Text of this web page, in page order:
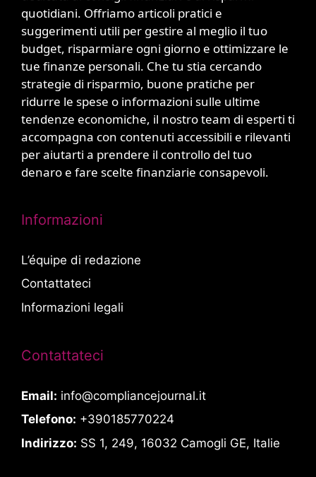
quotidiani. Offriamo articoli pratici e
suggerimenti utili per gestire al meglio il tuo
budget, risparmiare ogni giorno e ottimizzare le
tue finanze personali. Che tu stia cercando
strategie di risparmio, buone pratiche per
ridurre le spese o informazioni sulle ultime
tendenze economiche, il nostro team di esperti ti
accompagna con contenuti accessibili e rilevanti
per aiutarti a prendere il controllo del tuo
denaro e fare scelte finanziarie consapevoli.
Informazioni
L’équipe di redazione
Contattateci
Informazioni legali
Contattateci
Email: info@compliancejournal.it
Telefono: +390185770224
Indirizzo: SS 1, 249, 16032 Camogli GE, Italie